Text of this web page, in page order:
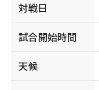
対戦日
試合開始時間
天候